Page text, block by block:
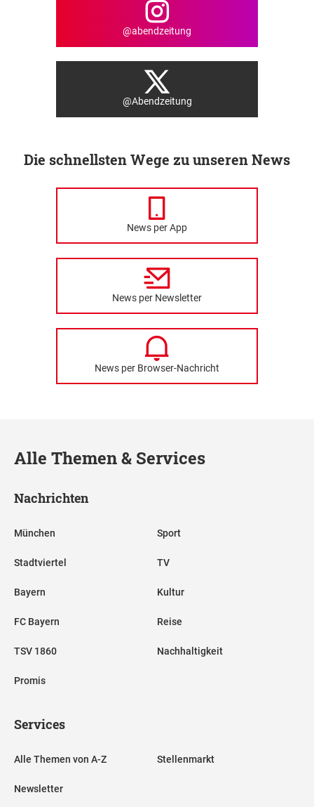
@abendzeitung
@Abendzeitung
Die schnellsten Wege zu unseren News
News per App
News per Newsletter
News per Browser-Nachricht
Alle Themen & Services
Nachrichten
München
Stadtviertel
Bayern
FC Bayern
TSV 1860
Promis
Sport
TV
Kultur
Reise
Nachhaltigkeit
Services
Alle Themen von A-Z
Newsletter
Stellenmarkt